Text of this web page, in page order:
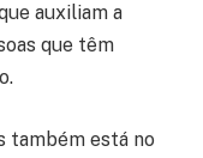
auxiliam a
que têm
também está no